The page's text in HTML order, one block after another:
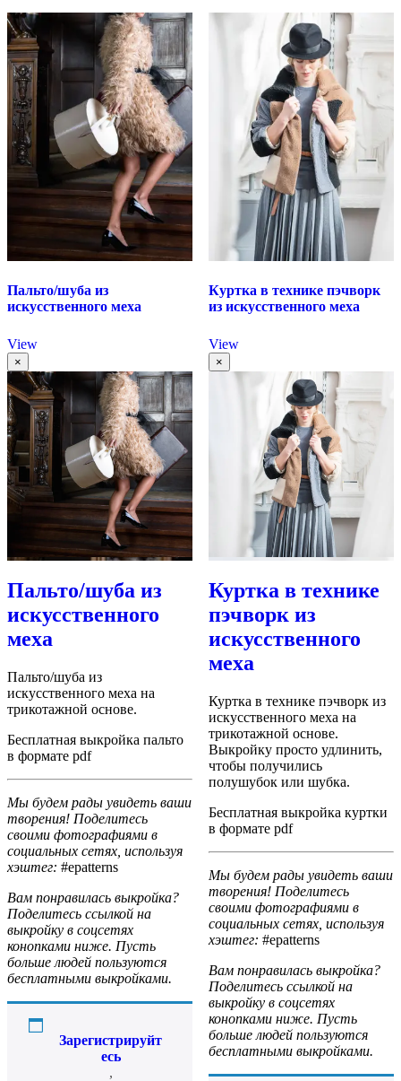
Пальто/шуба из
искусственного меха
View
×
Пальто/шуба из
искусственного
меха
Пальто/шуба из
искусственного меха на
трикотажной основе.
Бесплатная выкройка пальто
в формате pdf
Мы будем рады увидеть ваши
творения! Поделитесь
своими фотографиями в
социальных сетях, используя
хэштег: #epatterns
Вам понравилась выкройка?
Поделитесь ссылкой на
выкройку в соцсетях
конопками ниже. Пусть
больше людей пользуются
бесплатными выкройками.
Зарегистрируйт
есь
,
Куртка в технике пэчворк
из искусственного меха
View
×
Куртка в технике
пэчворк из
искусственного
меха
Куртка в технике пэчворк из
искусственного меха на
трикотажной основе.
Выкройку просто удлинить,
чтобы получились
полушубок или шубка.
Бесплатная выкройка куртки
в формате pdf
Мы будем рады увидеть ваши
творения! Поделитесь
своими фотографиями в
социальных сетях, используя
хэштег: #epatterns
Вам понравилась выкройка?
Поделитесь ссылкой на
выкройку в соцсетях
конопками ниже. Пусть
больше людей пользуются
бесплатными выкройками.